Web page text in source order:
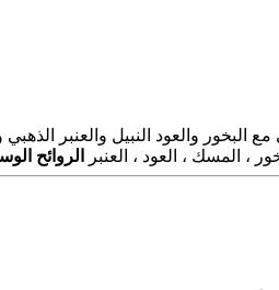
البخور والعود النبيل والعنبر
، المسك ، العود ، العنبر الروائح